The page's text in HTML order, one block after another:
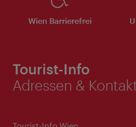
Wien Barrierefrei
Tourist-Info
Adressen &